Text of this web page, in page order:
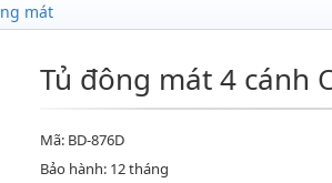
mát
Tủ đông mát 4 cánh
Mã: BD-876D
Bảo hành: 12 tháng